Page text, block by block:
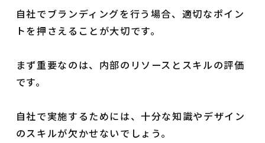
自社でブランディングを行う場合、適切なポイン
トを押さえることが大切です。
まず重要なのは、内部のリソースとスキルの評価
です。
自社で実施するためには、十分な知識やデザイン
のスキルが欠かせないでしょう。